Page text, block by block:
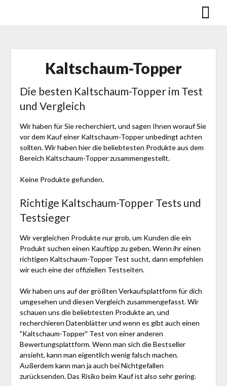
Kaltschaum-Topper
Die besten Kaltschaum-Topper im Test
und Vergleich
Wir haben für Sie recherchiert, und sagen Ihnen worauf Sie
vor dem Kauf einer Kaltschaum-Topper unbedingt achten
sollten. Wir haben hier die beliebtesten Produkte aus dem
Bereich Kaltschaum-Topper zusammengestellt.
Keine Produkte gefunden.
Richtige Kaltschaum-Topper Tests und
Testsieger
Wir vergleichen Produkte nur grob, um Kunden die ein
Produkt suchen einen Kauftipp zu geben. Wenn ihr einen
richtigen Kaltschaum-Topper Test sucht, dann empfehlen
wir euch eine der offiziellen Testseiten.
Wir haben uns auf der größten Verkaufsplattform für dich
umgesehen und diesen Vergleich zusammengefasst. Wir
schauen uns die beliebtesten Produkte an, und
recherchieren Datenblätter und wenn es gibt auch einen
"Kaltschaum-Topper" Test von einer anderen
Bewertungsplattform. Wenn man sich die Bestseller
ansieht, kann man eigentlich wenig falsch machen.
Außerdem kann man ja auch bei Nichtgefallen
zurücksenden. Das Risiko beim Kauf ist also sehr gering.